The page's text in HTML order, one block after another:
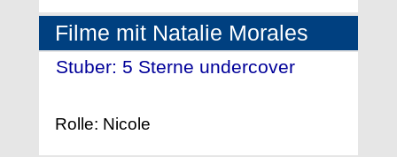
Filme mit Natalie Morales
Stuber: 5 Sterne undercover
Rolle: Nicole